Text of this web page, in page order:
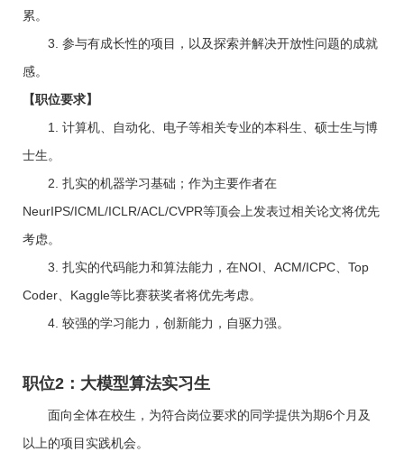
累。
3. 参与有成长性的项目，以及探索并解决开放性问题的成就
感。
【职位要求】
1. 计算机、自动化、电子等相关专业的本科生、硕士生与博
士生。
2. 扎实的机器学习基础；作为主要作者在
NeurIPS/ICML/ICLR/ACL/CVPR等顶会上发表过相关论文将优先
考虑。
3. 扎实的代码能力和算法能力，在NOI、ACM/ICPC、Top
Coder、Kaggle等比赛获奖者将优先考虑。
4. 较强的学习能力，创新能力，自驱力强。
职位2：大模型算法实习生
面向全体在校生，为符合岗位要求的同学提供为期6个月及
以上的项目实践机会。